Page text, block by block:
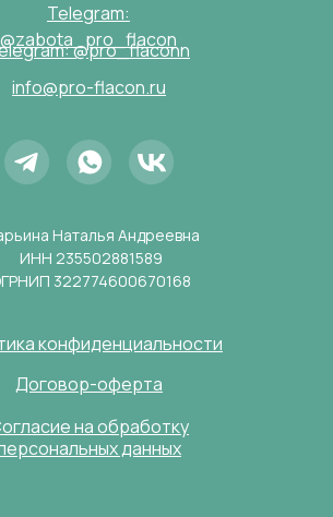
конфиденциальности
Telegram:
@zabota_pro_flacon
@pro_flaconn
info@pro-flacon.ru
на обработку
данных
Договор-оферта
Наталья Андреевна
ИНН 235502881589
322774600670168